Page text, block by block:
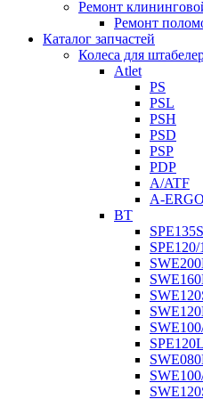
Ремонт
Ремонт
Каталог запчастей
Колеса для
Atlet
PS
PSL
PSH
PSD
PSP
PDP
A/ATF
A-
BT
SPE135S